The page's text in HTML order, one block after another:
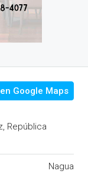
Google Maps
República
Nagua